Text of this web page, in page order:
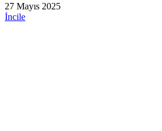
27 Mayıs 2025
İncile